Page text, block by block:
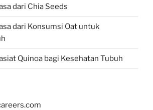
dari Chia Seeds
dari Konsumsi Oat untuk
Quinoa bagi Kesehatan Tubuh